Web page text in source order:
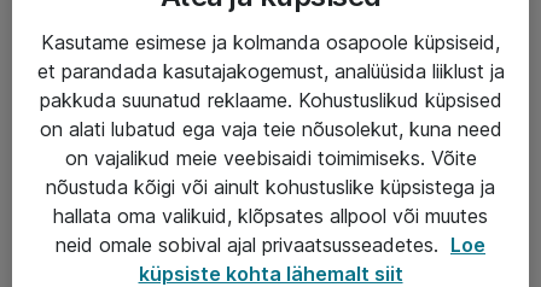
IT taristu
Haldusteenused
Garantii
Turva- ja nõrkvoolulahendused
AS ATEA
Kasutame esimese ja kolmanda osapoole küpsiseid,
et parandada kasutajakogemust, analüüsida liiklust ja
pakkuda suunatud reklaame. Kohustuslikud küpsised
on alati lubatud ega vaja teie nõusolekut, kuna need
on vajalikud meie veebisaidi toimimiseks. Võite
nõustuda kõigi või ainult kohustuslike küpsistega ja
hallata oma valikuid, klõpsates allpool või muutes
neid omale sobival ajal privaatsusseadetes. Loe
küpsiste kohta lähemalt siit